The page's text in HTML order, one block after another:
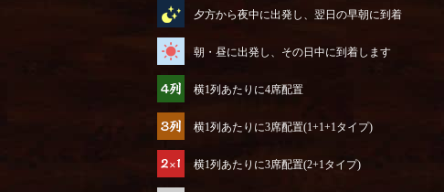
夕方から夜中に出発し、翌日の早朝に到着
朝・昼に出発し、その日中に到着します
横1列あたりに4席配置
横1列あたりに3席配置(1+1+1タイプ)
横1列あたりに3席配置(2+1タイプ)